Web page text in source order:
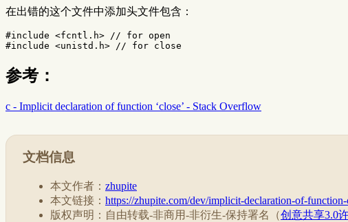
在出错的这个文件中添加头文件包含：
#include <fcntl.h> // for open
#include <unistd.h> // for close
参考：
c - Implicit declaration of function ‘close’ - Stack Overflow
文档信息
本文作者： zhupite
本文链接： https://zhupite.com/dev/implicit-declaration-of-
版权声明：自由转载-非商用-非衍生-保持署名（创意共享3.0